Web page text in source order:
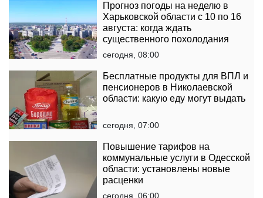
Прогноз погоды на неделю в
Харьковской области с 10 по 16
августа: когда ждать
существенного похолодания
сегодня, 08:00
Бесплатные продукты для ВПЛ и
пенсионеров в Николаевской
области: какую еду могут выдать
сегодня, 07:00
Повышение тарифов на
коммунальные услуги в Одесской
области: установлены новые
расценки
сегодня, 06:00